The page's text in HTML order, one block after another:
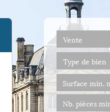
Vente
Type de bien